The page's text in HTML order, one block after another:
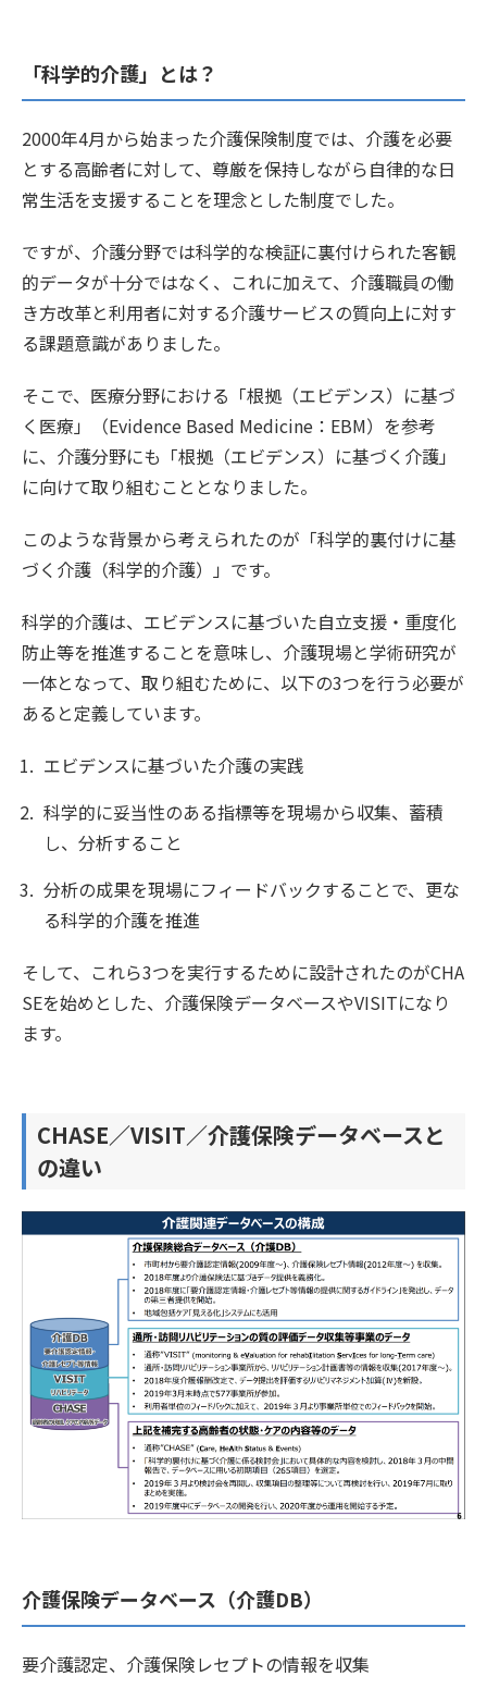
「科学的介護」とは？
2000年4月から始まった介護保険制度では、介護を必要
とする高齢者に対して、尊厳を保持しながら自律的な日
常生活を支援することを理念とした制度でした。
ですが、介護分野では科学的な検証に裏付けられた客観
的データが十分ではなく、これに加えて、介護職員の働
き方改革と利用者に対する介護サービスの質向上に対す
る課題意識がありました。
そこで、医療分野における「根拠（エビデンス）に基づ
く医療」（Evidence Based Medicine：EBM）を参考
に、介護分野にも「根拠（エビデンス）に基づく介護」
に向けて取り組むこととなりました。
このような背景から考えられたのが「科学的裏付けに基
づく介護（科学的介護）」です。
科学的介護は、エビデンスに基づいた自立支援・重度化
防止等を推進することを意味し、介護現場と学術研究が
一体となって、取り組むために、以下の3つを行う必要が
あると定義しています。
エビデンスに基づいた介護の実践
科学的に妥当性のある指標等を現場から収集、蓄積
し、分析すること
分析の成果を現場にフィードバックすることで、更な
る科学的介護を推進
そして、これら3つを実行するために設計されたのがCHA
SEを始めとした、介護保険データベースやVISITになり
ます。
CHASE／VISIT／介護保険データベースと
の違い
介護保険データベース（介護DB）
要介護認定、介護保険レセプトの情報を収集